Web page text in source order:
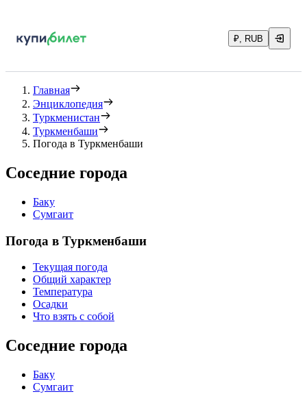
₽, RUB
Главная
Энциклопедия
Туркменистан
Туркменбаши
Погода в Туркменбаши
Соседние города
Баку
Сумгаит
Погода в Туркменбаши
Текущая погода
Общий характер
Температура
Осадки
Что взять с собой
Соседние города
Баку
Сумгаит